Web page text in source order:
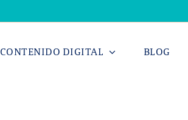
CONTENIDO DIGITAL BLOG